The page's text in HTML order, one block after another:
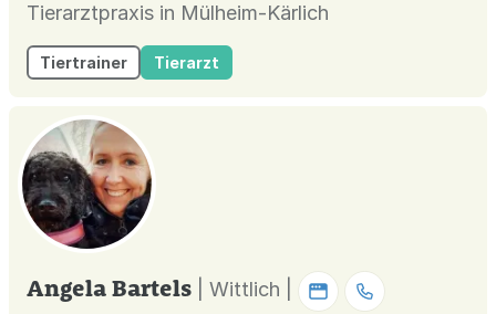
Tierarztpraxis in Mülheim-Kärlich
Tiertrainer Tierarzt
Angela Bartels
| Wittlich |